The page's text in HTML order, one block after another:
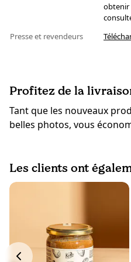
obtenir
Presse et revendeurs
Profitez de la
Tant que les nouveaux
belles photos, vous
Les clients ont